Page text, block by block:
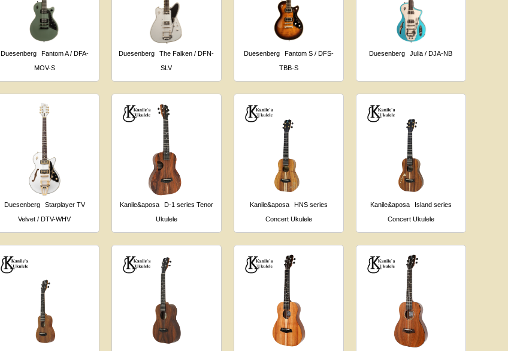
Duesenberg
Fantom A / DFA-
MOV-S
Duesenberg
The Falken / DFN-
SLV
Duesenberg
Fantom S / DFS-
TBB-S
Duesenberg Julia / DJA-NB
Duesenberg
Starplayer TV
Velvet / DTV-WHV
Kanile&aposa
D-1 series Tenor
Ukulele
Kanile&aposa
HNS series
Concert Ukulele
Kanile&aposa
Island series
Concert Ukulele